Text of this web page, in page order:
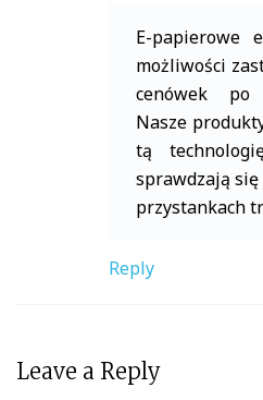
E-papierowe
możliwości
cenówek po
Nasze
tą
sprawdzają
przystankach
Reply
Leave a Reply